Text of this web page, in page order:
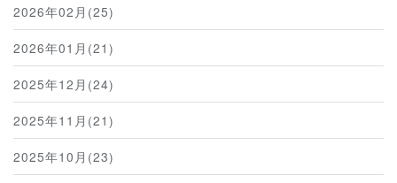
2026年02月(25)
2026年01月(21)
2025年12月(24)
2025年11月(21)
2025年10月(23)